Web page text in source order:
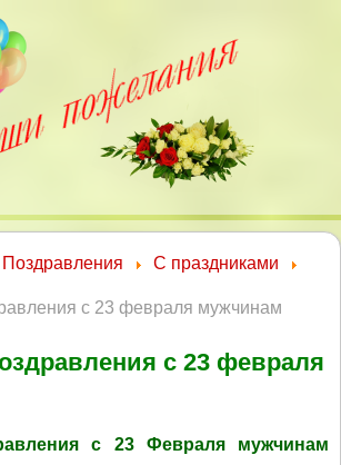
Поздравления
С праздниками
с 23 февраля мужчинам
с 23 февраля
с 23 Февраля мужчинам